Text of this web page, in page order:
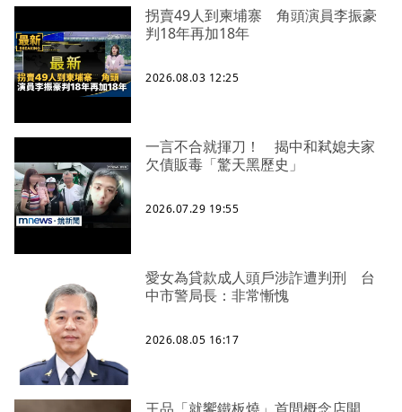
拐賣49人到柬埔寨 角頭演員李振豪
判18年再加18年
2026.08.03 12:25
一言不合就揮刀！ 揭中和弒媳夫家
欠債販毒「驚天黑歷史」
2026.07.29 19:55
愛女為貸款成人頭戶涉詐遭判刑 台
中市警局長：非常慚愧
2026.08.05 16:17
王品「就饗鐵板燒」首間概念店開